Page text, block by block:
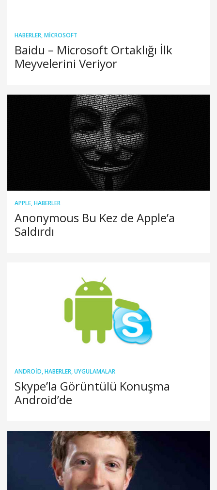
HABERLER,MICROSOFT
Baidu – Microsoft Ortaklığı İlk
Meyvelerini Veriyor
APPLE,HABERLER
Anonymous Bu Kez de Apple’a
Saldırdı
ANDROID,HABERLER,UYGULAMALAR
Skype’la Görüntülü Konuşma
Android’de